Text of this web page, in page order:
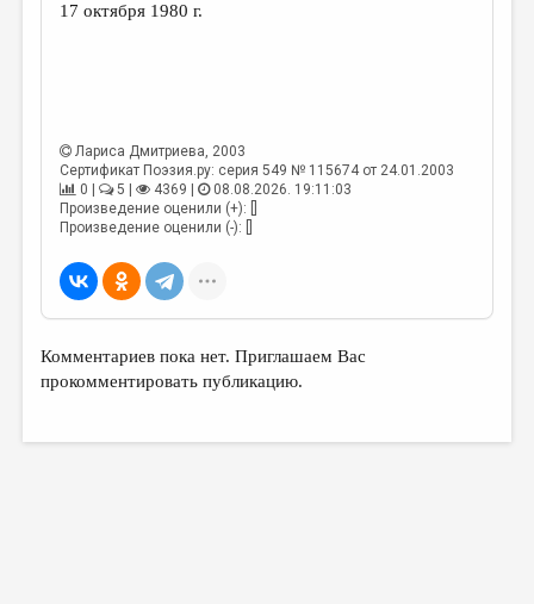
17 октября 1980 г.
Лариса Дмитриева, 2003
Сертификат Поэзия.ру: серия 549 № 115674 от 24.01.2003
0 |
5 | 4369 |
08.08.2026. 19:11:03
Произведение оценили (+): []
Произведение оценили (-): []
Комментариев пока нет. Приглашаем Вас
прокомментировать публикацию.